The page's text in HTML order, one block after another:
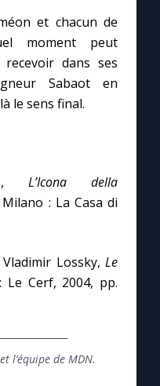
et chacun de
moment peut
dans ses
Sabaot en
le sens final.
L’Icona della
Milano : La Casa di
Lossky, Le
Le Cerf, 2004, pp.
l’équipe de MDN.